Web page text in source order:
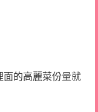
的高麗菜份量就